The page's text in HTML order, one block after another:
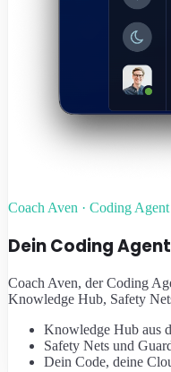
Coach Aven · Coding Agent
Dein Coding Agent
Coach Aven, der Coding
Knowledge Hub, Safety
Knowledge Hub aus
Safety Nets und
Dein Code, deine